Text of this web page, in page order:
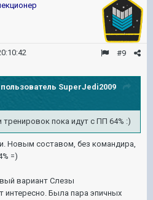
#9
SuperJedi2009
пока идут с ПП 64% :)
Новым составом, без командира,
=)
вариант Слезы
интересно. Была пара эпичных